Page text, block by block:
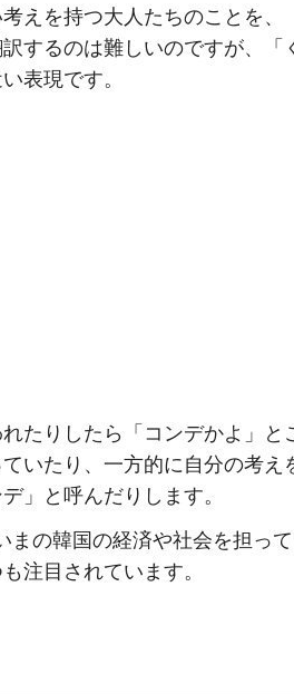
えを持つ大人たちのことを、
するのは難しいのですが、「
表現です。
たりしたら「コンデかよ」と
いたり、一方的に自分の考え
」と呼んだりします。
の韓国の経済や社会を担っ
注目されています。